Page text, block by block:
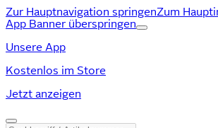
Zur Hauptnavigation springenZum
App Banner überspringen
Unsere App
Kostenlos im Store
Jetzt anzeigen